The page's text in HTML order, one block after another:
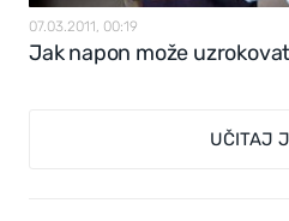
07.03.2011, 00:19
Jak napon može
UČITAJ